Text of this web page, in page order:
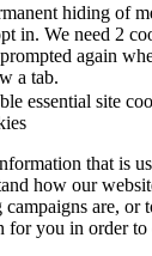
hiding of
in. We need 2
again
a tab.
essential site
that is
how our
are, or
for you in order to